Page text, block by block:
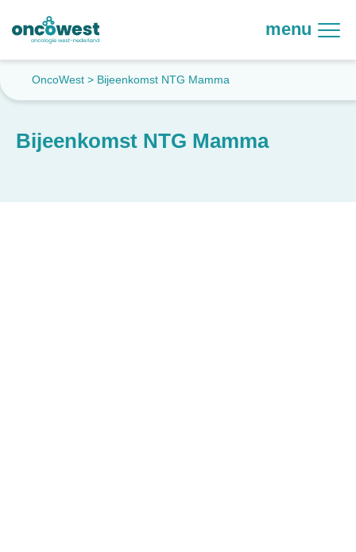
menu
OncoWest > Bijeenkomst NTG Mamma
Bijeenkomst NTG Mamma